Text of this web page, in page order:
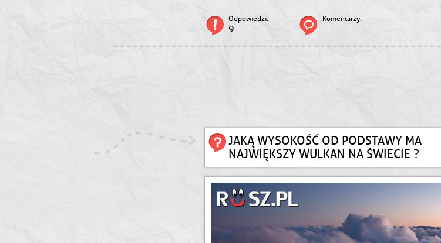
Odpowiedzi:
9
Komentarzy:
JAKĄ WYSOKOŚĆ OD PODSTAWY MA
NAJWIĘKSZY WULKAN NA ŚWIECIE ?